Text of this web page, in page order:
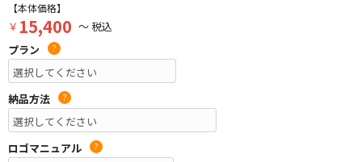
【本体価格】
￥ 15,400 ～ 税込
プラン
?
納品方法 ?
ロゴマニュアル ?